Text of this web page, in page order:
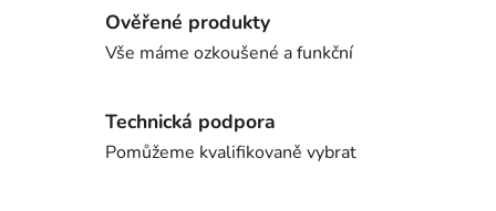
Ověřené produkty
Vše máme ozkoušené a funkční
Technická podpora
Pomůžeme kvalifikovaně vybrat